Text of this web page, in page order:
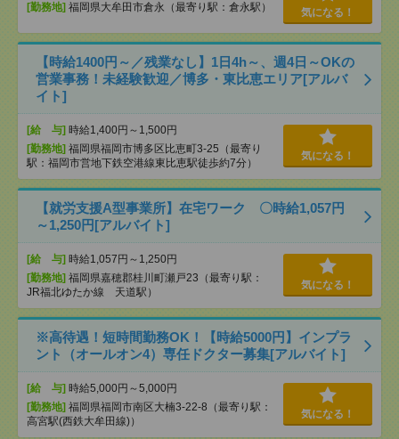
[勤務地] 福岡県大牟田市倉永（最寄り駅：倉永駅） 気になる！
【時給1400円～／残業なし】1日4h～、週4日～OKの
営業事務！未経験歓迎／博多・東比恵エリア[アルバ
イト]
[給 与] 時給1,400円～1,500円
[勤務地] 福岡県福岡市博多区比恵町3-25（最寄り
駅：福岡市営地下鉄空港線東比恵駅徒歩約7分）
気になる！
【就労支援A型事業所】在宅ワーク 〇時給1,057円
～1,250円[アルバイト]
[給 与] 時給1,057円～1,250円
[勤務地] 福岡県嘉穂郡桂川町瀬戸23（最寄り駅：
JR福北ゆたか線 天道駅）
気になる！
※高待遇！短時間勤務OK！【時給5000円】インプラ
ント（オールオン4）専任ドクター募集[アルバイト]
[給 与] 時給5,000円～5,000円
[勤務地] 福岡県福岡市南区大楠3-22-8（最寄り駅：
高宮駅(西鉄大牟田線)）
気になる！